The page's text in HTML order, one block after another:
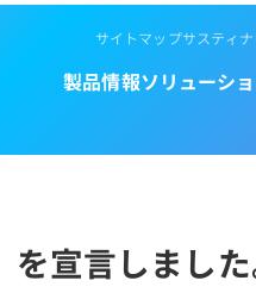
サイトマップサスティ
製品情報ソリューシ
宣言しました